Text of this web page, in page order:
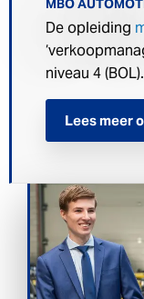
De opleiding
niveau 4 (BOL).
Lees meer